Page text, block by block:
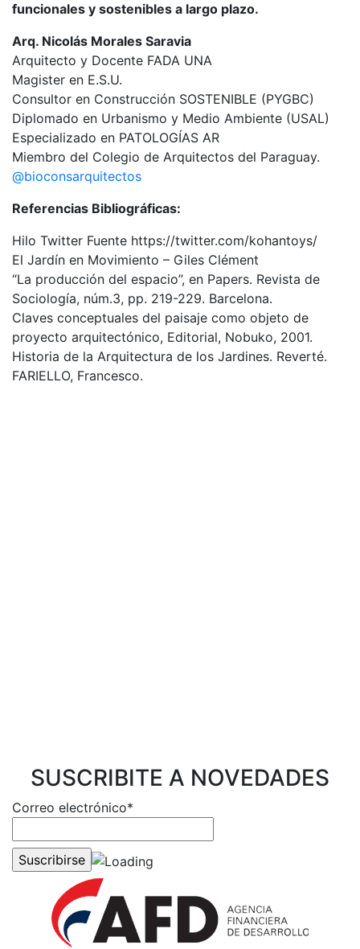
funcionales y sostenibles a largo plazo.
Arq. Nicolás Morales Saravia
Arquitecto y Docente FADA UNA
Magister en E.S.U.
Consultor en Construcción SOSTENIBLE (PYGBC)
Diplomado en Urbanismo y Medio Ambiente (USAL)
Especializado en PATOLOGÍAS AR
Miembro del Colegio de Arquitectos del Paraguay.
@bioconsarquitectos
Referencias Bibliográficas:
Hilo Twitter Fuente https://twitter.com/kohantoys/
El Jardín en Movimiento – Giles Clément
“La producción del espacio”, en Papers. Revista de
Sociología, núm.3, pp. 219-229. Barcelona.
Claves conceptuales del paisaje como objeto de
proyecto arquitectónico, Editorial, Nobuko, 2001.
Historia de la Arquitectura de los Jardines. Reverté.
FARIELLO, Francesco.
SUSCRIBITE A NOVEDADES
Correo electrónico*